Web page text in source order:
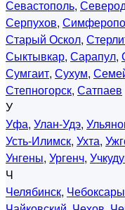
Севастополь,
Серпухов,
Старый Оскол,
Сыктывкар, Сарапул,
Сумгаит, Сухум,
Степногорск, Сатпаев
У
Уфа, Улан-Удэ,
Усть-Илимск, Ухта,
Унгены, Ургенч,
Ч
Челябинск, Чебоксары